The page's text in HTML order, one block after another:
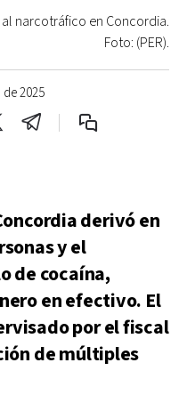
2025
narcotráfico en Concordia.
Foto: (PER).
derivó en
y el
de cocaína,
en efectivo. El
por el fiscal
de múltiples